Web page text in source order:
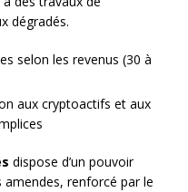
dégradés.
selon les revenus (30 à
aux cryptoactifs et aux
dispose d’un pouvoir
amendes, renforcé par le